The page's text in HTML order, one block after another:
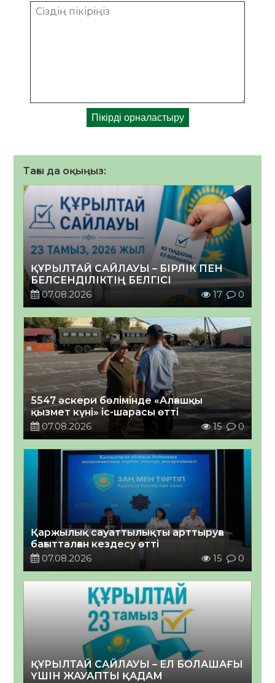
Тағы да оқыңыз:
ҚҰРЫЛТАЙ САЙЛАУЫ – БІРЛІК ПЕН
БЕЛСЕНДІЛІКТІҢ БЕЛГІСІ
07.08.2026
17 0
5547 әскери бөлімінде «Алғашқы
қызмет күні» іс-шарасы өтті
07.08.2026
15 0
Қаржылық сауаттылықты арттыруға
бағытталған кездесу өтті
07.08.2026
15 0
ҚҰРЫЛТАЙ САЙЛАУЫ – ЕЛ БОЛАШАҒЫ
ҮШІН ЖАУАПТЫ ҚАДАМ